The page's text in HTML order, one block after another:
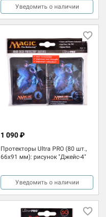
Уведомить о наличии
Протекторы Ultra PRO (80 шт.,
66x91 мм): рисунок "Джейс-4"
1 090 ₽
Уведомить о наличии